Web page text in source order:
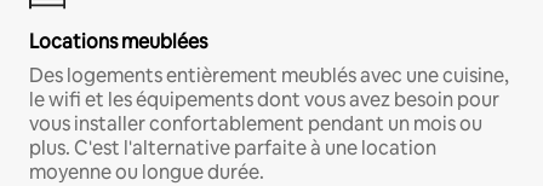
Locations meublées
Des logements entièrement meublés avec une cuisine,
le wifi et les équipements dont vous avez besoin pour
vous installer confortablement pendant un mois ou
plus. C'est l'alternative parfaite à une location
moyenne ou longue durée.